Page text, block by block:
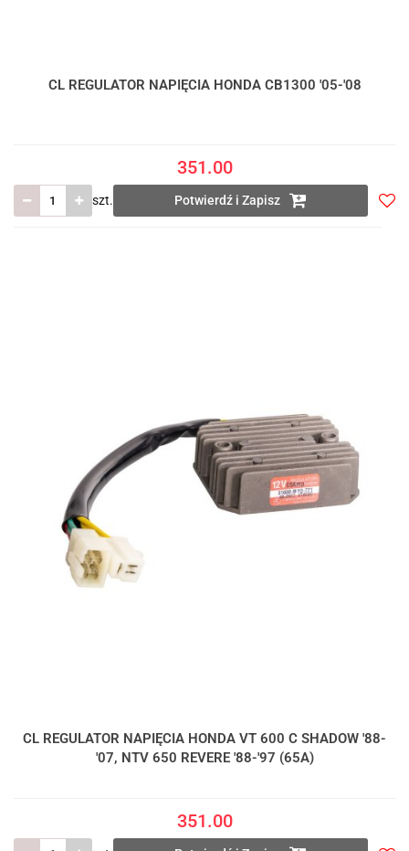
CL REGULATOR NAPIĘCIA HONDA CB1300 '05-'08
351.00
szt. Potwierdź i Zapisz
CL REGULATOR NAPIĘCIA HONDA VT 600 C SHADOW '88-
'07, NTV 650 REVERE '88-'97 (65A)
351.00